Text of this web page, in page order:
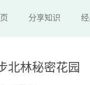
分享知识
北林秘密花园